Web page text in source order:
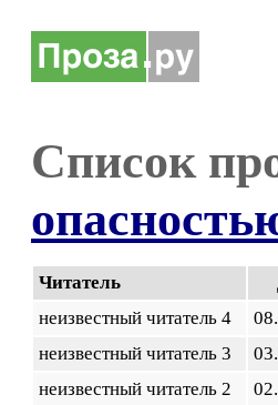
Список
Читатель
неизвестный читатель 4
неизвестный читатель 3
неизвестный читатель 2